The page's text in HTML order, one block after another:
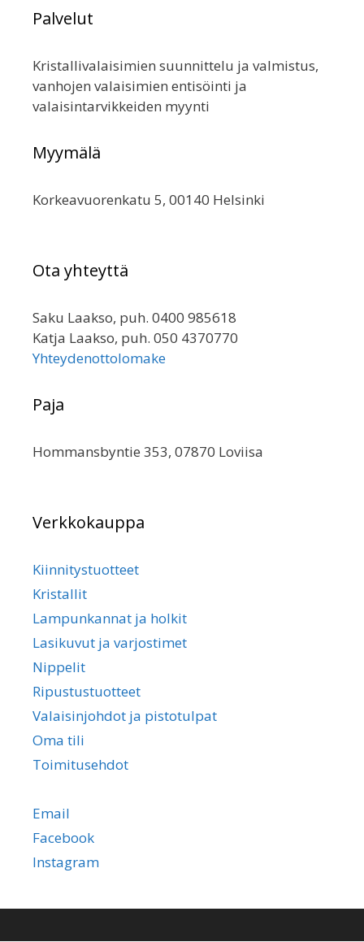
Palvelut
Kristallivalaisimien suunnittelu ja valmistus,
vanhojen valaisimien entisöinti ja
valaisintarvikkeiden myynti
Myymälä
Korkeavuorenkatu 5, 00140 Helsinki
Ota yhteyttä
Saku Laakso, puh. 0400 985618
Katja Laakso, puh. 050 4370770
Yhteydenottolomake
Paja
Hommansbyntie 353, 07870 Loviisa
Verkkokauppa
Kiinnitystuotteet
Kristallit
Lampunkannat ja holkit
Lasikuvut ja varjostimet
Nippelit
Ripustustuotteet
Valaisinjohdot ja pistotulpat
Oma tili
Toimitusehdot
Email
Facebook
Instagram